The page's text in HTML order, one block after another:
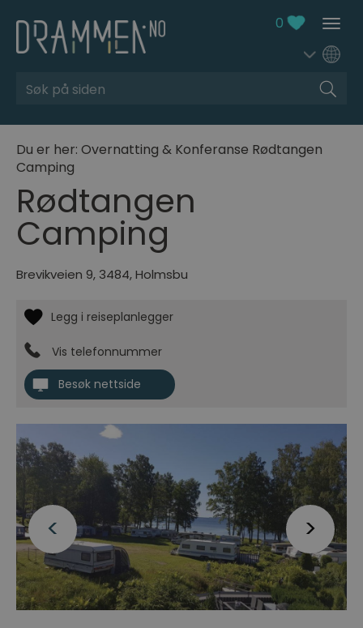
0
Søk
Du er her: Overnatting & Konferanse Rødtangen
Camping
Rødtangen
Camping
Brevikveien 9, 3484,Holmsbu
Vis telefonnummer
Besøk nettside